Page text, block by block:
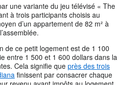
une variante du jeu télévisé « The
à trois participants choisis au
d’un appartement de 82 m² à
de ce petit logement est de 1 100
entre 1 500 et 1 600 dollars dans la
Cela signifie que près des trois
finissent par consacrer chaque